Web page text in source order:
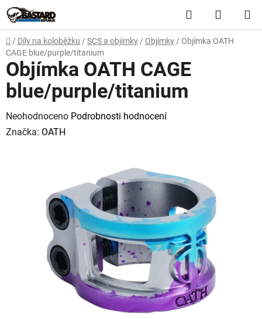
Přejít
na
obsah
Hledat
KOŠÍK
Domů
/ Díly na koloběžku / SCS a objímky / Objímky / Objímka OATH
CAGE blue/purple/titanium
Objímka OATH CAGE
blue/purple/titanium
Průměrné
hodnocení
Neohodnoceno Podrobnosti hodnocení
Značka: OATH